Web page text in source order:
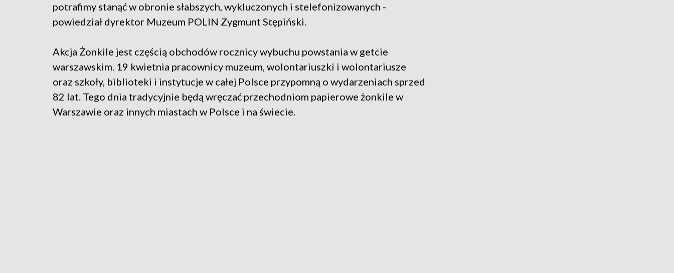
potrafimy stanąć w obronie słabszych, wykluczonych i stelefonizowanych -
powiedział dyrektor Muzeum POLIN Zygmunt Stępiński.
Akcja Żonkile jest częścią obchodów rocznicy wybuchu powstania w getcie
warszawskim. 19 kwietnia pracownicy muzeum, wolontariuszki i wolontariusze
oraz szkoły, biblioteki i instytucje w całej Polsce przypomną o wydarzeniach sprzed
82 lat. Tego dnia tradycyjnie będą wręczać przechodniom papierowe żonkile w
Warszawie oraz innych miastach w Polsce i na świecie.